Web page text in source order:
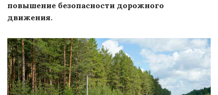
повышение безопасности дорожного
движения.